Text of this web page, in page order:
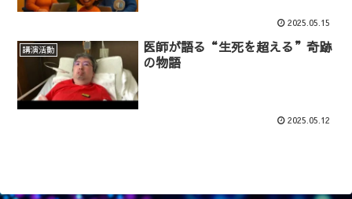
2025.05.15
講演活動
医師が語る“生死を超える”奇跡
の物語
2025.05.12